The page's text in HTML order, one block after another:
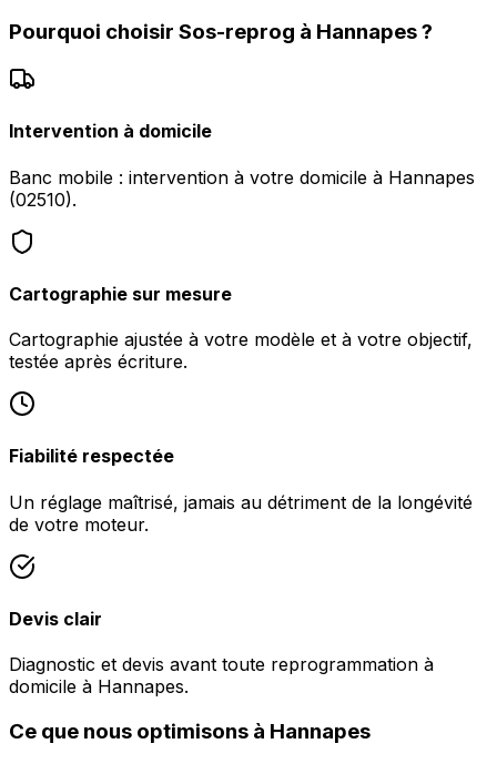
Pourquoi choisir Sos-reprog à Hannapes?
Intervention à domicile
Banc mobile : intervention à votre domicile à Hannapes
(02510).
Cartographie sur mesure
Cartographie ajustée à votre modèle et à votre objectif,
testée après écriture.
Fiabilité respectée
Un réglage maîtrisé, jamais au détriment de la longévité
de votre moteur.
Devis clair
Diagnostic et devis avant toute reprogrammation à
domicile à Hannapes.
Ce que nous optimisons à Hannapes